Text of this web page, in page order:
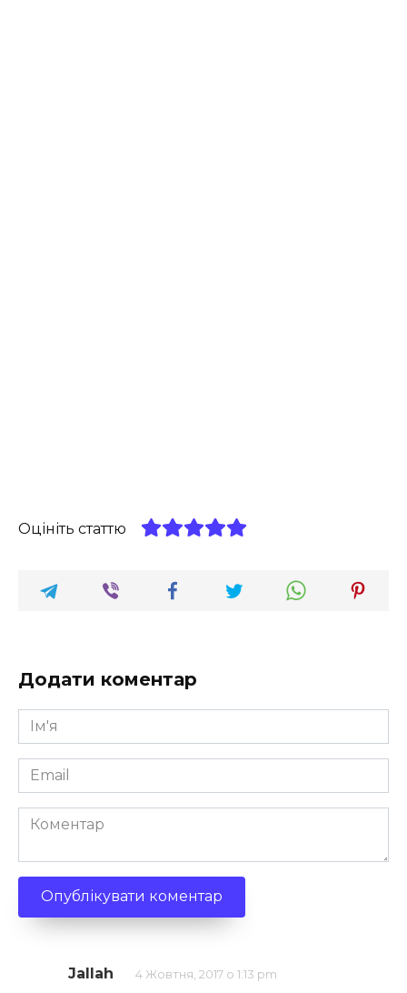
Оцініть статтю
Додати коментар
Ім'я
*
Email
*
Коментар
Jallah 4 Жовтня, 2017 о 1:13 pm